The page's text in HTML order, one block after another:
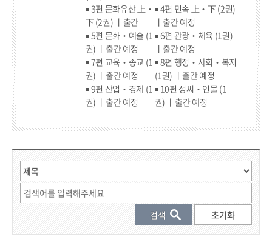
￭ 3편 문화유산 上‧
下 (2권) 丨출간
￭ 4편 민속 上‧下 (2권)
丨출간 예정
￭ 5편 문화‧예술 (1
권) 丨출간 예정
￭ 6편 관광‧체육 (1권)
丨출간 예정
￭ 7편 교육‧종교 (1
권) 丨출간 예정
￭ 8편 행정‧사회‧복지
(1권) 丨출간 예정
￭ 9편 산업‧경제 (1
권) 丨출간 예정
￭ 10편 성씨‧인물 (1
권) 丨출간 예정